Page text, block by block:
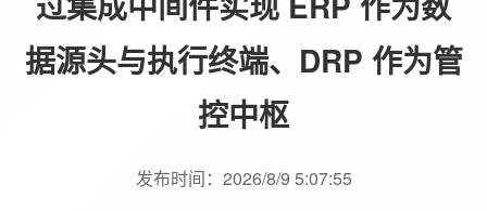
据源头与执行终端、DRP 作为管
控中枢
发布时间：2026/8/9 5:07:55